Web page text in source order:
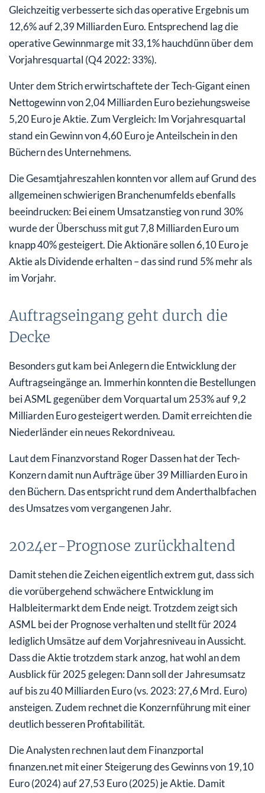
Gleichzeitig verbesserte sich das operative Ergebnis um
12,6% auf 2,39 Milliarden Euro. Entsprechend lag die
operative Gewinnmarge mit 33,1% hauchdünn über dem
Vorjahresquartal (Q4 2022: 33%).
Unter dem Strich erwirtschaftete der Tech-Gigant einen
Nettogewinn von 2,04 Milliarden Euro beziehungsweise
5,20 Euro je Aktie. Zum Vergleich: Im Vorjahresquartal
stand ein Gewinn von 4,60 Euro je Anteilschein in den
Büchern des Unternehmens.
Die Gesamtjahreszahlen konnten vor allem auf Grund des
allgemeinen schwierigen Branchenumfelds ebenfalls
beeindrucken: Bei einem Umsatzanstieg von rund 30%
wurde der Überschuss mit gut 7,8 Milliarden Euro um
knapp 40% gesteigert. Die Aktionäre sollen 6,10 Euro je
Aktie als Dividende erhalten – das sind rund 5% mehr als
im Vorjahr.
Auftragseingang geht durch die
Decke
Besonders gut kam bei Anlegern die Entwicklung der
Auftragseingänge an. Immerhin konnten die Bestellungen
bei ASML gegenüber dem Vorquartal um 253% auf 9,2
Milliarden Euro gesteigert werden. Damit erreichten die
Niederländer ein neues Rekordniveau.
Laut dem Finanzvorstand Roger Dassen hat der Tech-
Konzern damit nun Aufträge über 39 Milliarden Euro in
den Büchern. Das entspricht rund dem Anderthalbfachen
des Umsatzes vom vergangenen Jahr.
2024er-Prognose zurückhaltend
Damit stehen die Zeichen eigentlich extrem gut, dass sich
die vorübergehend schwächere Entwicklung im
Halbleitermarkt dem Ende neigt. Trotzdem zeigt sich
ASML bei der Prognose verhalten und stellt für 2024
lediglich Umsätze auf dem Vorjahresniveau in Aussicht.
Dass die Aktie trotzdem stark anzog, hat wohl an dem
Ausblick für 2025 gelegen: Dann soll der Jahresumsatz
auf bis zu 40 Milliarden Euro (vs. 2023: 27,6 Mrd. Euro)
ansteigen. Zudem rechnet die Konzernführung mit einer
deutlich besseren Profitabilität.
Die Analysten rechnen laut dem Finanzportal
finanzen.net mit einer Steigerung des Gewinns von 19,10
Euro (2024) auf 27,53 Euro (2025) je Aktie. Damit